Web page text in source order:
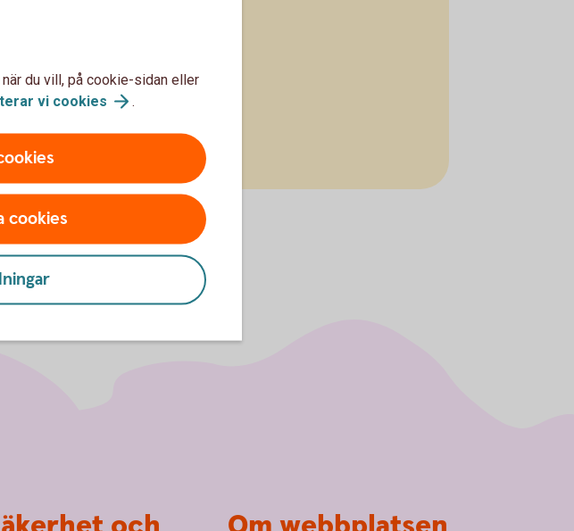
så vi
du vill, på cookie-sidan eller
vi cookies .
cookies